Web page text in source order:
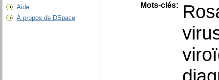
Aide
À propos de DSpace
Mots-clés: